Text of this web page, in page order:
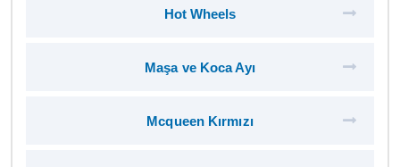
Hot Wheels
Maşa ve Koca Ayı
Mcqueen Kırmızı